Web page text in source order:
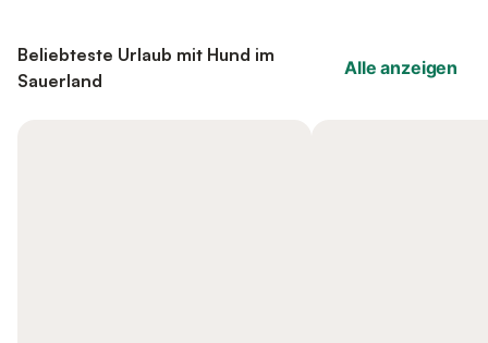
Beliebteste Urlaub mit Hund im
Sauerland
Alle anzeigen